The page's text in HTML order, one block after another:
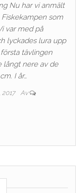
Nu har vi anmält
som
var med på
lyckades lura upp
tävlingen
långt nere av de
I år…
2017 Av